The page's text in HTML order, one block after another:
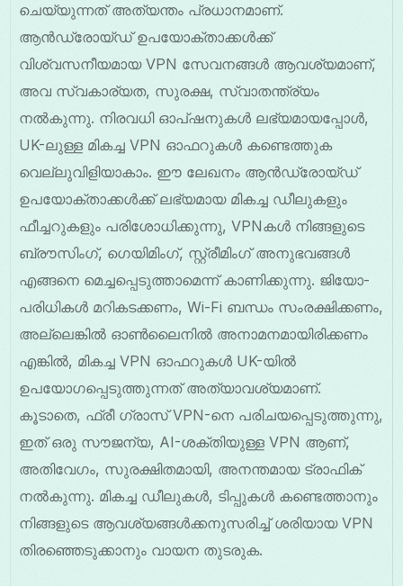
ചെയ്യുന്നത് അത്യന്തം പ്രധാനമാണ്.
ആൻഡ്രോയ്ഡ് ഉപയോക്താക്കൾക്ക്
വിശ്വസനീയമായ VPN സേവനങ്ങൾ ആവശ്യമാണ്,
അവ സ്വകാര്യത, സുരക്ഷ, സ്വാതന്ത്ര്യം
നൽകുന്നു. നിരവധി ഓപ്ഷനുകൾ ലഭ്യമായപ്പോൾ,
UK-ലുള്ള മികച്ച VPN ഓഫറുകൾ കണ്ടെത്തുക
വെല്ലുവിളിയാകാം. ഈ ലേഖനം ആൻഡ്രോയ്ഡ്
ഉപയോക്താക്കൾക്ക് ലഭ്യമായ മികച്ച ഡീലുകളും
ഫീച്ചറുകളും പരിശോധിക്കുന്നു, VPNകൾ നിങ്ങളുടെ
ബ്രൗസിംഗ്, ഗെയിമിംഗ്, സ്റ്റ്രീമിംഗ് അനുഭവങ്ങൾ
എങ്ങനെ മെച്ചപ്പെടുത്താമെന്ന് കാണിക്കുന്നു. ജിയോ-
പരിധികൾ മറികടക്കണം, Wi-Fi ബന്ധം സംരക്ഷിക്കണം,
അല്ലെങ്കിൽ ഓൺലൈനിൽ അനാമനമായിരിക്കണം
എങ്കിൽ, മികച്ച VPN ഓഫറുകൾ UK-യിൽ
ഉപയോഗപ്പെടുത്തുന്നത് അത്യാവശ്യമാണ്.
കൂടാതെ, ഫ്രീ ഗ്രാസ് VPN-നെ പരിചയപ്പെടുത്തുന്നു,
ഇത് ഒരു സൗജന്യ, AI-ശക്തിയുള്ള VPN ആണ്,
അതിവേഗം, സുരക്ഷിതമായി, അനന്തമായ ട്രാഫിക്
നൽകുന്നു. മികച്ച ഡീലുകൾ, ടിപ്പുകൾ കണ്ടെത്താനും
നിങ്ങളുടെ ആവശ്യങ്ങൾക്കനുസരിച്ച് ശരിയായ VPN
തിരഞ്ഞെടുക്കാനും വായന തുടരുക.